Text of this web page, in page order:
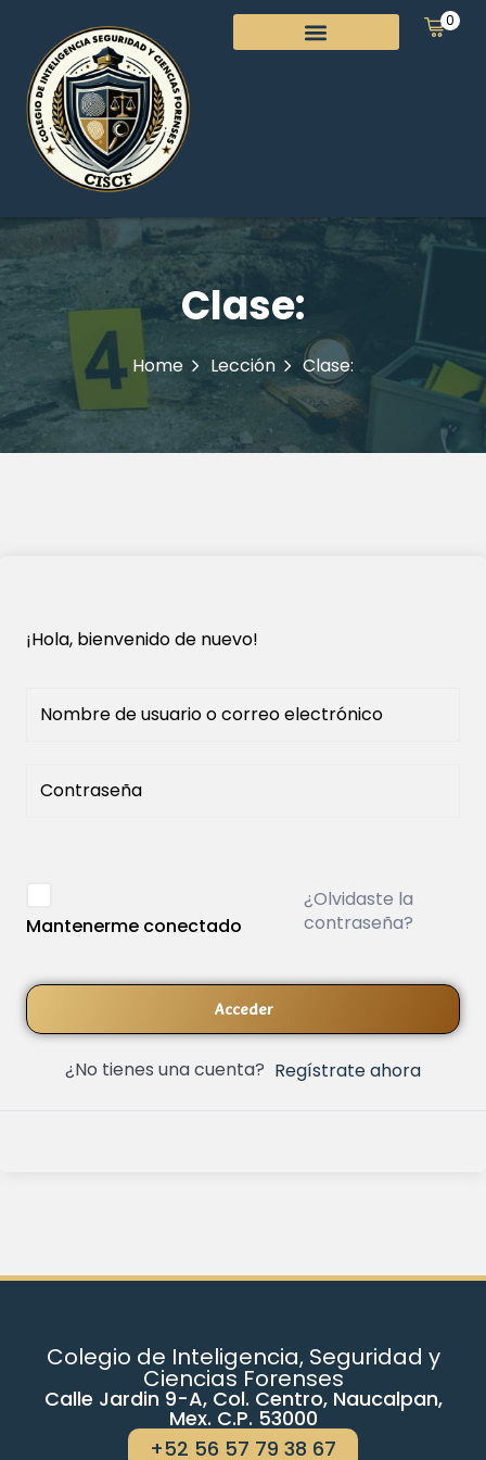
0
Clase:
Home Lección Clase:
¡Hola, bienvenido de nuevo!
Mantenerme conectado
¿Olvidaste la
contraseña?
Acceder
¿No tienes una cuenta? Regístrate ahora
Colegio de Inteligencia, Seguridad y
Ciencias Forenses
Calle Jardin 9-A, Col. Centro, Naucalpan,
Mex. C.P. 53000
+52 56 57 79 38 67